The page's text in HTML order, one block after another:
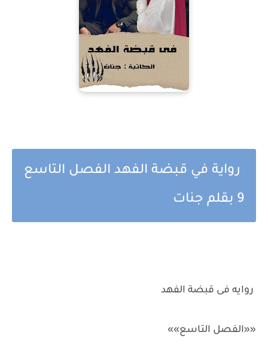
رواية في قبضة الفهد الفصل التاسع
9 بقلم جنات
روايه فى قبضة الفهد
««الفصل التاسع»»